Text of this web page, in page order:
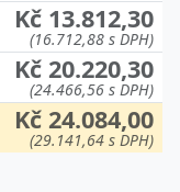
Kč 13.812,30
(16.712,88 s DPH)
Kč 20.220,30
(24.466,56 s DPH)
Kč 24.084,00
(29.141,64 s DPH)